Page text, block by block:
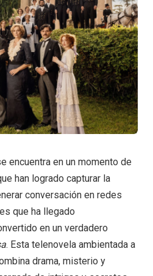
encuentra en un momento de
han logrado capturar la
conversación en redes
que ha llegado
en un verdadero
. Esta telenovela ambientada a
drama, misterio y